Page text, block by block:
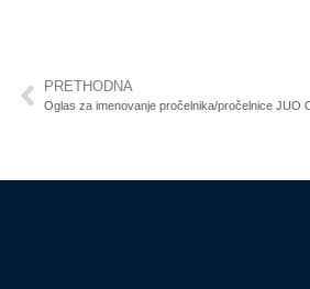
PRETHODNA
Oglas za imenovanje pročelnika/pročelnice JUO